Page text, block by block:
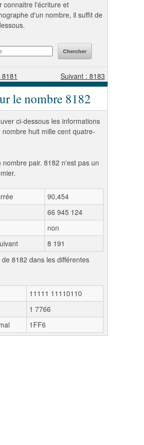
connaitre l'écriture et
d'un nombre, il suffit de
Suivant : 8183
le nombre 8182
ci-dessous les informations
nombre huit mille cent quatre-
nombre pair. 8182 n'est pas un
90,454
66 945 124
non
8 191
8182 dans les différentes
11111 11110110
1 7766
1FF6